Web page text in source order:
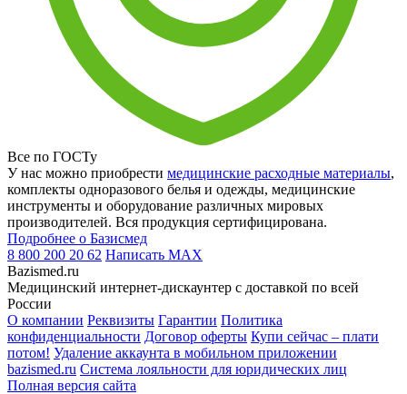
Все по ГОСТу
У нас можно приобрести медицинские расходные материалы,
комплекты одноразового белья и одежды, медицинские
инструменты и оборудование различных мировых
производителей. Вся продукция сертифицирована.
Подробнее о Базисмед
8 800 200 20 62 Написать MAX
Bazismed.ru
Медицинский интернет-дискаунтер с доставкой по всей
России
О компании Реквизиты Гарантии Политика
конфиденциальности Договор оферты Купи сейчас – плати
потом! Удаление аккаунта в мобильном приложении
bazismed.ru Система лояльности для юридических лиц
Полная версия сайта